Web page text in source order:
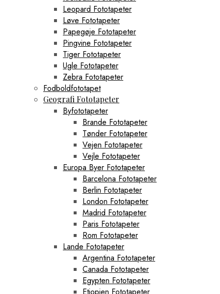
Leopard Fototapeter
Løve Fototapeter
Papegøje Fototapeter
Pingvine Fototapeter
Tiger Fototapeter
Ugle Fototapeter
Zebra Fototapeter
Fodboldfototapet
Geografi Fototapeter
Byfototapeter
Brande Fototapeter
Tønder Fototapeter
Vejen Fototapeter
Vejle Fototapeter
Europa Byer Fototapeter
Barcelona Fototapeter
Berlin Fototapeter
London Fototapeter
Madrid Fototapeter
Paris Fototapeter
Rom Fototapeter
Lande Fototapeter
Argentina Fototapeter
Canada Fototapeter
Egypten Fototapeter